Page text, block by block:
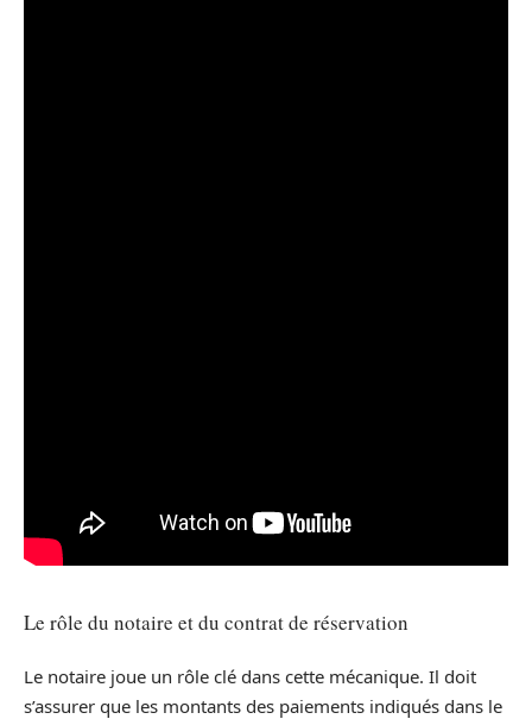
Le rôle du notaire et du contrat de réservation
Le notaire joue un rôle clé dans cette mécanique. Il doit
s’assurer que les montants des paiements indiqués dans le